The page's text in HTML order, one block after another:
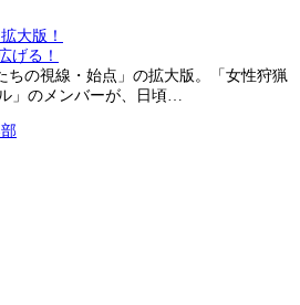
大版！
げる！
ちの視線・始点」の拡大版。「女性狩猟
」のメンバーが、日頃…